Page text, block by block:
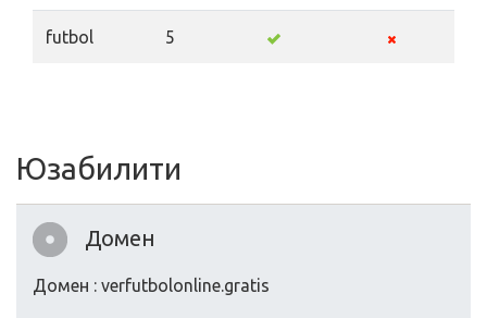
futbol 5
Юзабилити
Домен
Домен : verfutbolonline.gratis